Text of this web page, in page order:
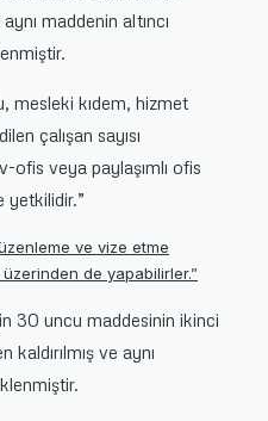
maddenin altıncı
mesleki kıdem, hizmet
çalışan sayısı
ofis veya paylaşımlı ofis
yetkilidir.”
ve vize etme
de yapabilirler.”
30 uncu maddesinin ikinci
kaldırılmış ve aynı